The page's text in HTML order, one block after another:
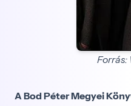
A Bod Péter Megyei